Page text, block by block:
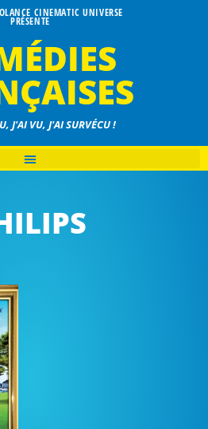
CINEMATIC UNIVERSE
PRÉSENTE
J'AI VU, J'AI SURVÉCU !